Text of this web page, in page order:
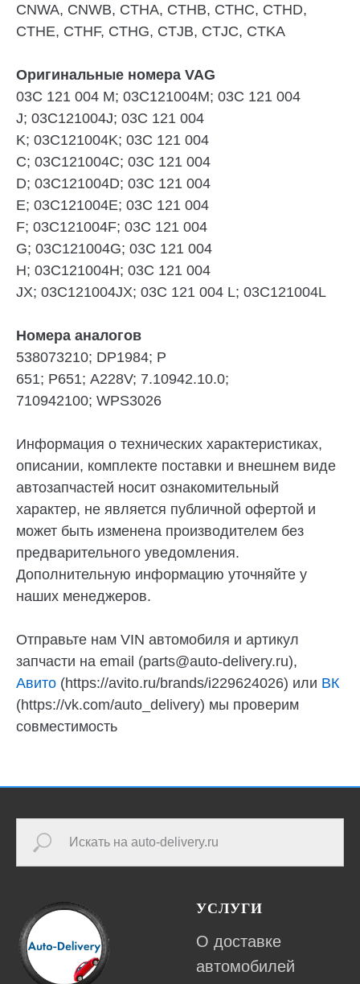
CNWA, CNWB, CTHA, CTHB, CTHC, CTHD,
CTHE, CTHF, CTHG, CTJB, CTJC, CTKA
Оригинальные номера VAG
03C 121 004 M; 03C121004M; 03C 121 004
J; 03C121004J; 03C 121 004
K; 03C121004K; 03C 121 004
C; 03C121004C; 03C 121 004
D; 03C121004D; 03C 121 004
E; 03C121004E; 03C 121 004
F; 03C121004F; 03C 121 004
G; 03C121004G; 03C 121 004
H; 03C121004H; 03C 121 004
JX; 03C121004JX; 03C 121 004 L; 03C121004L
Номера аналогов
538073210; DP1984; P
651; P651; A228V; 7.10942.10.0;
710942100; WPS3026
Информация о технических характеристиках,
описании, комплекте поставки и внешнем виде
автозапчастей носит ознакомительный
характер, не является публичной офертой и
может быть изменена производителем без
предварительного уведомления.
Дополнительную информацию уточняйте у
наших менеджеров.
Отправьте нам VIN автомобиля и артикул
запчасти на email (parts@auto-delivery.ru),
Авито (https://avito.ru/brands/i229624026) или ВК
(https://vk.com/auto_delivery) мы проверим
совместимость
УСЛУГИ
О доставке
автомобилей